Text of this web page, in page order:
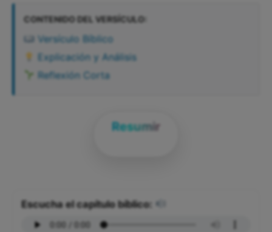
CONTENIDO DEL VERSÍCULO:
Versículo Bíblico
Explicación y Análisis
Reflexión Corta
Resumir
Escucha el capítulo bíblico: